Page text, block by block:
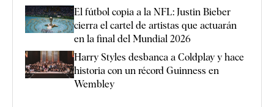
El fútbol copia a la NFL: Justin Bieber
cierra el cartel de artistas que actuarán
en la final del Mundial 2026
Harry Styles desbanca a Coldplay y hace
historia con un récord Guinness en
Wembley